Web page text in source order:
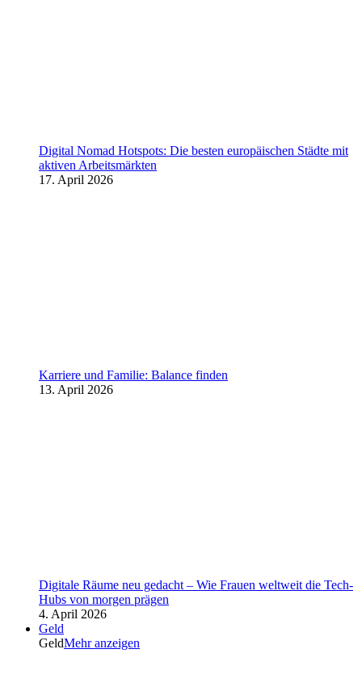
Digital Nomad Hotspots: Die besten europäischen Städte mit
aktiven Arbeitsmärkten
17. April 2026
Karriere und Familie: Balance finden
13. April 2026
Digitale Räume neu gedacht – Wie Frauen weltweit die Tech-
Hubs von morgen prägen
4. April 2026
Geld
GeldMehr anzeigen